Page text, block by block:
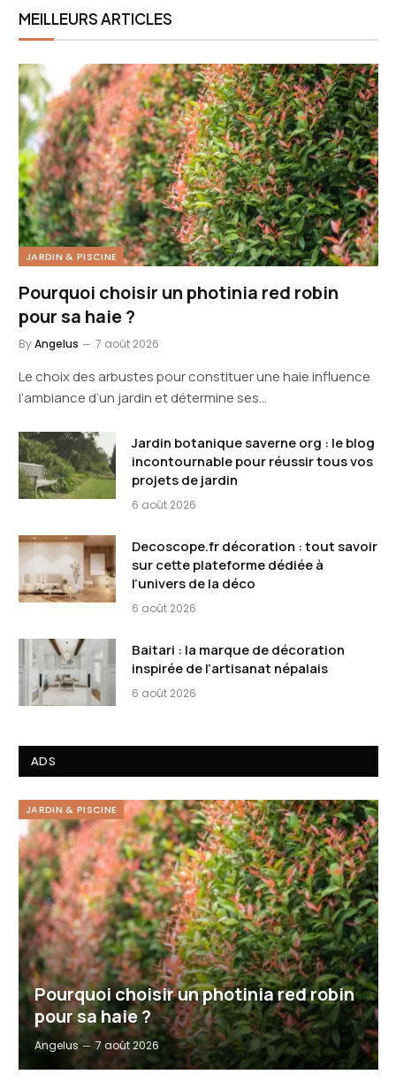
MEILLEURS ARTICLES
JARDIN & PISCINE
Pourquoi choisir un photinia red robin
pour sa haie ?
ByAngelus 7 août 2026
Le choix des arbustes pour constituer une haie influence
l’ambiance d’un jardin et détermine ses…
Jardin botanique saverne org : le blog
incontournable pour réussir tous vos
projets de jardin
6 août 2026
Decoscope.fr décoration : tout savoir
sur cette plateforme dédiée à
l’univers de la déco
6 août 2026
Baitari : la marque de décoration
inspirée de l’artisanat népalais
6 août 2026
ADS
JARDIN & PISCINE
Pourquoi choisir un photinia red robin
pour sa haie ?
Angelus 7 août 2026